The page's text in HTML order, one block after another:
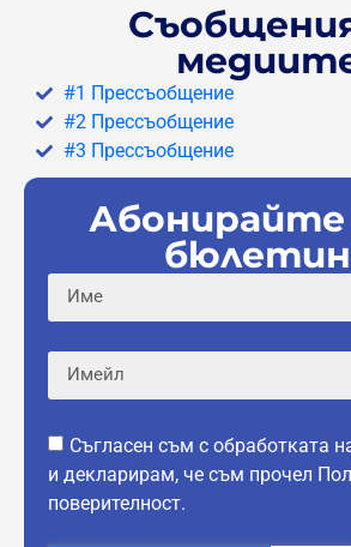
#1 Прессъобщение
#2 Прессъобщение
#3 Прессъобщение
Абонирайте
Съгласен съм с обработката
и декларирам, че съм прочел
поверителност.